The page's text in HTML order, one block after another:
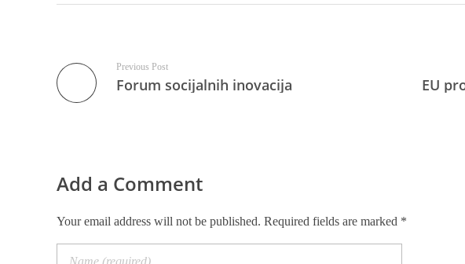
Previous Post
Forum socijalnih inovacija
Add a Comment
Your email address will not be published. Required fields are marked *